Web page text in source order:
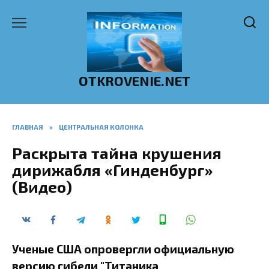
OTKROVENIE.NET
ГЛАВНАЯ » ЦЕНТРАЛЬНАЯ КОЛОНКА
Раскрыта тайна крушения
дирижабля «Гинденбург»
(Видео)
Ученые США опровергли официальную
версию гибели "Титаника